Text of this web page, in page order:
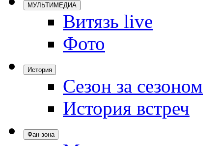
МУЛЬТИМЕДИА
Витязь live
Фото
История
Сезон за сезоном
История встреч
Фан-зона